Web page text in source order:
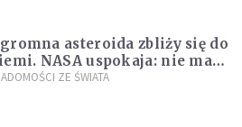
asteroida zbliży się do
NASA uspokaja: nie ma
ZE ŚWIATA